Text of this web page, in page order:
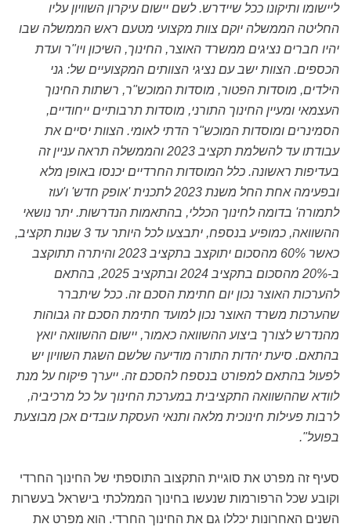
ליישומו ותיקונו ככל שיידרש. לשם יישום עיקרון השוויון עליו
החליטה הממשלה יוקם צוות מקצועי מטעם ראש הממשלה שבו
יהיו חברים נציגים ממשרד האוצר, החינוך, השיכון ויו"ר ועדת
הכספים. הצוות ישב עם נציגי הצוותים המקצועיים של: גני
הילדים, מוסדות הפטור, מוסדות המוכש"ר, רשתות החינוך
העצמאי ומעיין החינוך התורני, מוסדות תרבותיים ייחודיים,
הסמינרים ומוסדות המוכש"ר הדתי לאומי. הצוות יסיים את
עבודתו עד להשלמת תקציב 2023 והממשלה תראה עניין זה
בעדיפות ראשונה. כלל המוסדות החרדיים יכנסו באופן מלא
ובפעימה אחת החל משנת 2023 לתכנית 'אופק חדש' ו'עוז
לתמורה' בדומה לחינוך הכללי, בהתאמות הנדרשות. יתר נושאי
ההשוואה, כמופיע בנספח, יתבצעו לכל היותר עד 3 שנות תקציב,
כאשר 60% מהסכום יתוקצב בתקציב 2023 והיתרה תתוקצב
ב-20% מהסכום בתקציב 2024 ובתקציב 2025, בהתאם
להערכות האוצר נכון יום חתימת הסכם זה. ככל שיתברר
שהערכות משרד האוצר נכון למועד חתימת הסכם זה גבוהות
מהנדרש לצורך ביצוע ההשוואה כאמור, יישום ההשוואה יואץ
בהתאם. סיעת יהדות התורה מודיעה שלשם השגת השוויון יש
לפעול בהתאם למפורט בנספח להסכם זה. ייערך פיקוח על מנת
לוודא שההשוואה התקציבית במערכת החינוך על כל מרכיביה,
לרבות פעילות חינוכית מלאה ותנאי העסקת עובדים אכן מבוצעת
בפועל".
סעיף זה מפרט את סוגיית התקצוב התוספתי של החינוך החרדי
וקובע שכל הרפורמות שנעשו בחינוך הממלכתי בישראל בעשרות
השנים האחרונות יכללו גם את החינוך החרדי. הוא מפרט את